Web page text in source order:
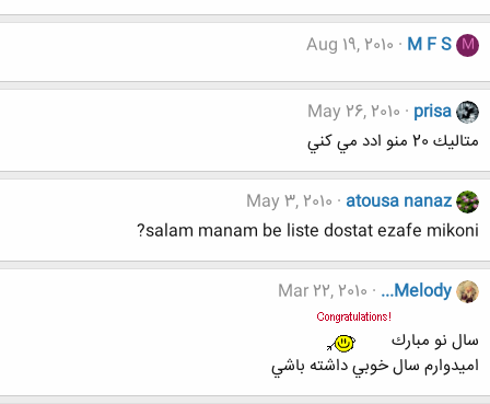
M
M F S
Aug 19, 2010
prisa
May 26, 2010
متاليك 20 منو ادد مي كني
atousa nanaz
May 3, 2010
salam manam be liste dostat ezafe mikoni?
...Melody
Mar 22, 2010
سال نو مبارك
اميدوارم سال خوبي داشته باشي